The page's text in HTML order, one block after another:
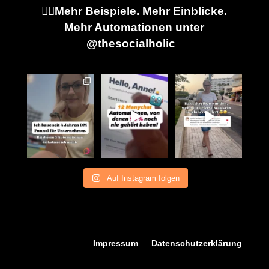
👉🏼Mehr Beispiele. Mehr Einblicke.
Mehr Automationen unter
@thesocialholic_
Drei Automationen.
Bei denen es für
mich nichts zu
...
Kommentar rein,
Link raus. Das ist
die eine
...
Nicht die Technik,
nicht der Flow im
Hintergrund,...
Auf Instagram folgen
Impressum Datenschutzerklärung